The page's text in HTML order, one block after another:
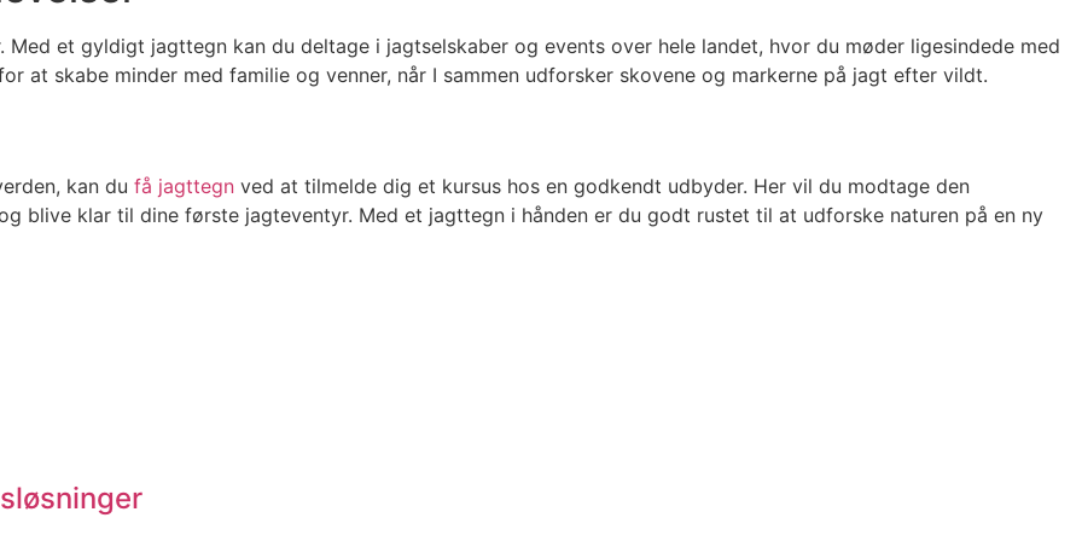
et gyldigt jagttegn kan du deltage i jagtselskaber og events over hele landet, hvor du møder ligesindede med
at skabe minder med familie og venner, når I sammen udforsker skovene og markerne på jagt efter vildt.
kan du få jagttegn ved at tilmelde dig et kursus hos en godkendt udbyder. Her vil du modtage den
blive klar til dine første jagteventyr. Med et jagttegn i hånden er du godt rustet til at udforske naturen på en ny